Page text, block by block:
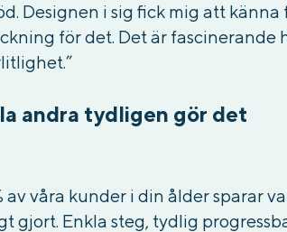
Designen i sig fick mig att känna
för det. Det är fascinerande
andra tydligen gör det
av våra kunder i din ålder sparar
gjort. Enkla steg, tydlig